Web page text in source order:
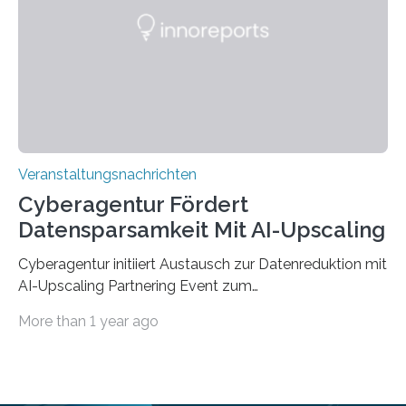
„QUAZAR“ mit insgesamt 1,15 Millionen Euro über vier
Veranstaltungsnachrichten
Cyberagentur Fördert
Datensparsamkeit Mit AI-Upscaling
Cyberagentur initiiert Austausch zur Datenreduktion mit
AI-Upscaling Partnering Event zum
innovative DatenverarbeitungDie Agentur für
More than 1 year ago